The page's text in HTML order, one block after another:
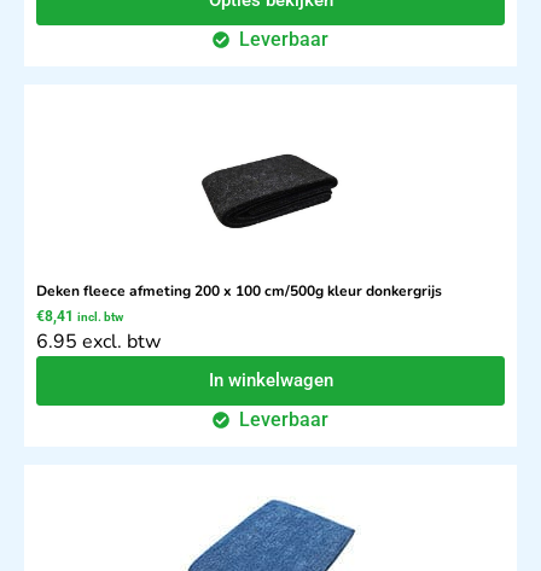
Leverbaar
Deken fleece afmeting 200 x 100 cm/500g kleur donkergrijs
€8,41 incl. btw
6.95 excl. btw
In winkelwagen
Leverbaar